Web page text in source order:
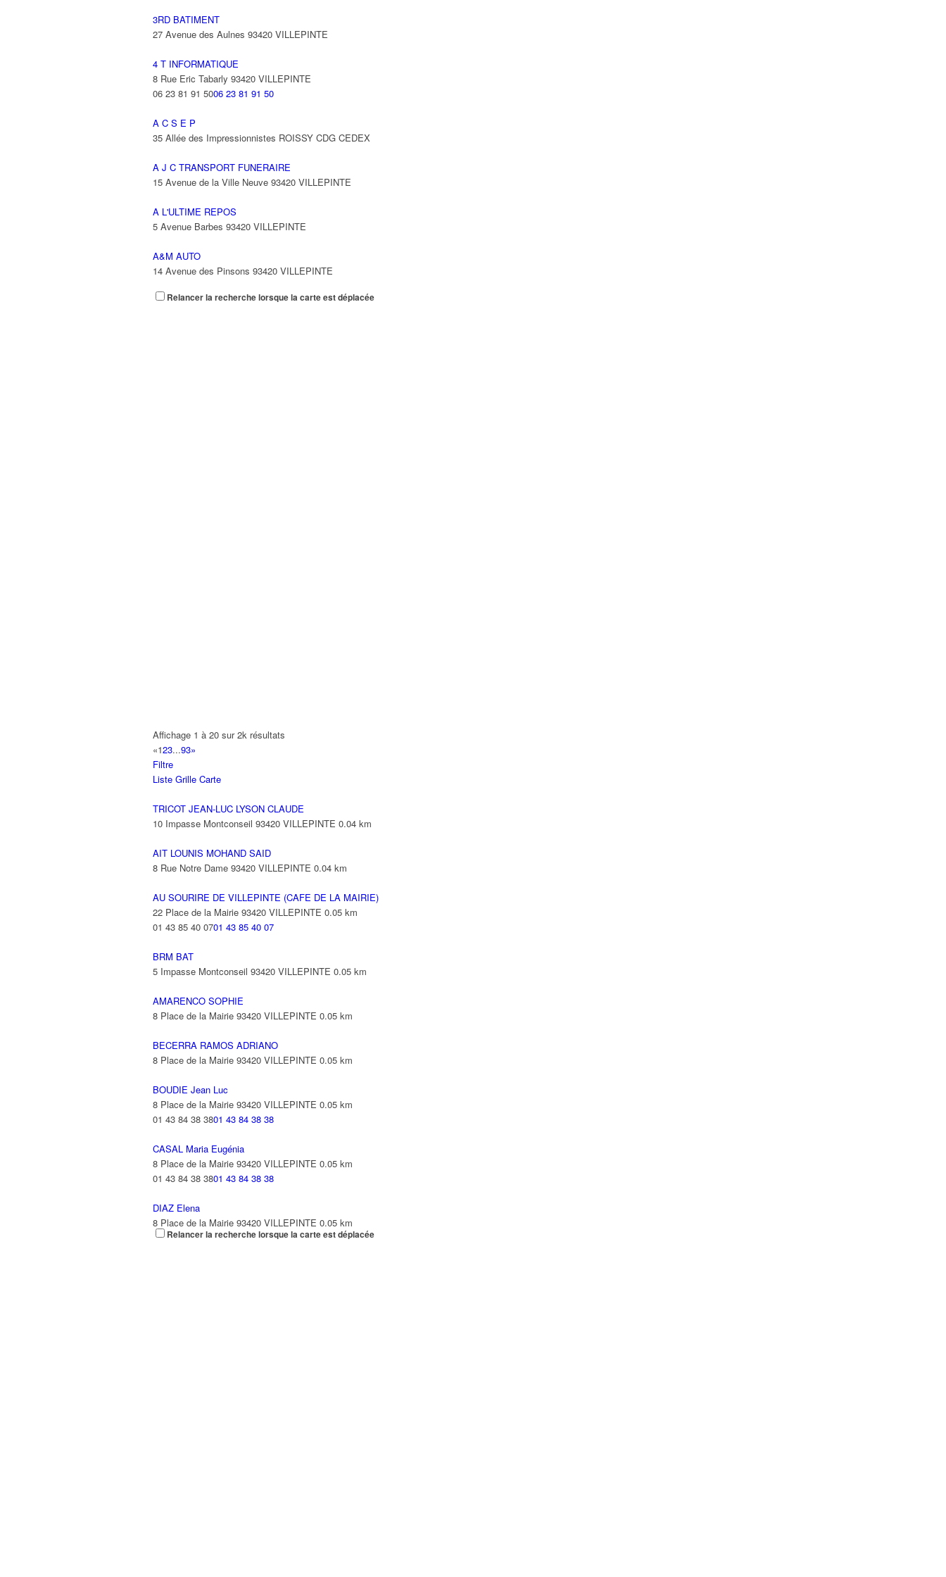
3RD BATIMENT
27 Avenue des Aulnes 93420 VILLEPINTE
4 T INFORMATIQUE
8 Rue Eric Tabarly 93420 VILLEPINTE
06 23 81 91 5006 23 81 91 50
A C S E P
35 Allée des Impressionnistes ROISSY CDG CEDEX
A J C TRANSPORT FUNERAIRE
15 Avenue de la Ville Neuve 93420 VILLEPINTE
A L'ULTIME REPOS
5 Avenue Barbes 93420 VILLEPINTE
A&M AUTO
14 Avenue des Pinsons 93420 VILLEPINTE
A&N EXPORTS LTD
ABBAOUI TOUFIK
10 Allée Georges Gershwin 93420 VILLEPINTE
ABBES SARAH
Relancer la recherche lorsque la carte est déplacée
Affichage 1 à 20 sur 2k résultats
«123...93»
Filtre
Liste Grille Carte
TRICOT JEAN-LUC LYSON CLAUDE
10 Impasse Montconseil 93420 VILLEPINTE 0.04 km
AIT LOUNIS MOHAND SAID
8 Rue Notre Dame 93420 VILLEPINTE 0.04 km
AU SOURIRE DE VILLEPINTE (CAFE DE LA MAIRIE)
22 Place de la Mairie 93420 VILLEPINTE 0.05 km
01 43 85 40 0701 43 85 40 07
BRM BAT
5 Impasse Montconseil 93420 VILLEPINTE 0.05 km
AMARENCO SOPHIE
8 Place de la Mairie 93420 VILLEPINTE 0.05 km
BECERRA RAMOS ADRIANO
8 Place de la Mairie 93420 VILLEPINTE 0.05 km
BOUDIE Jean Luc
8 Place de la Mairie 93420 VILLEPINTE 0.05 km
01 43 84 38 3801 43 84 38 38
CASAL Maria Eugénia
8 Place de la Mairie 93420 VILLEPINTE 0.05 km
01 43 84 38 3801 43 84 38 38
DIAZ Elena
8 Place de la Mairie 93420 VILLEPINTE 0.05 km
01 43 84 38 38 01 43 84 38 38
Relancer la recherche lorsque la carte est déplacée